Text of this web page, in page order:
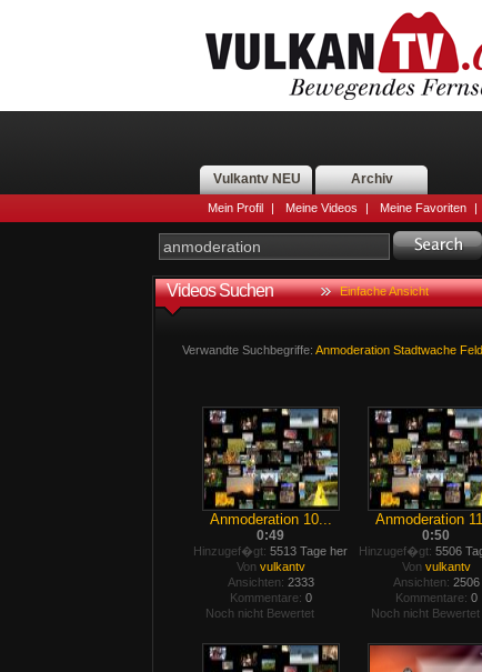
Vulkantv NEU Archiv
Mein Profil | Meine Videos | Meine Favoriten |
Videos Suchen Einfache Ansicht
Verwandte Suchbegriffe: Anmoderation Stadtwache
Anmoderation 10...
0:49
Hinzugef�gt: 5513 Tage her
Von vulkantv
Ansichten: 2333
Kommentare: 0
Noch nicht Bewertet
Anmoderation
0:50
Hinzugef�gt: 5506
Von vulkantv
Ansichten: 2506
Kommentare: 0
Noch nicht Bewertet